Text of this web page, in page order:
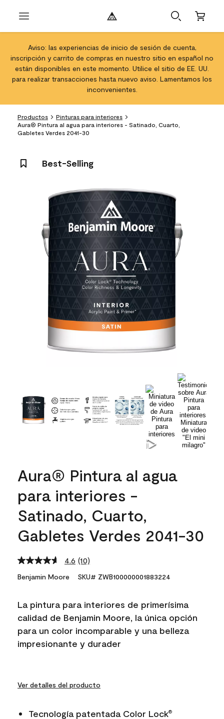
Aviso: las experiencias de inicio de sesión de cuenta,
inscripción y carrito de compras en nuestro sitio en español no
están disponibles en este momento. Utilice el sitio de EE. UU.
para realizar transacciones hasta nuevo aviso. Lamentamos los
inconvenientes.
Productos
Pinturas para interiores
Aura® Pintura al agua para interiores - Satinado, Cuarto,
Gabletes Verdes 2041-30
Best-Selling
Aura® Pintura al agua
para interiores -
Satinado, Cuarto,
Gabletes Verdes 2041-30
4.6 Read
10
Reviews.
link.
(10)
Benjamin Moore SKU# ZWB100000001883224
La pintura para interiores de primerísima
calidad de Benjamin Moore, la única opción
para un color incomparable y una belleza
impresionante y durader
Ver detalles del producto
Tecnología patentada Color Lock®